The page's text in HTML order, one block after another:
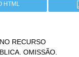
HTML
RECURSO